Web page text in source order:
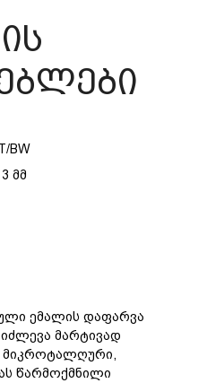
BW
მმ
ემალის დაფარვა
მარტივად
მიკროტალღური,
წარმოქმნილი